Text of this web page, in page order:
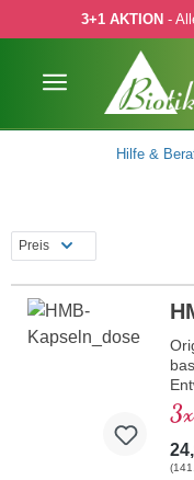
Hauptinhalt springen
Zur Suche springen
Zur Hauptnavigation
3+1 AKTION -
Hilfe &
Preis